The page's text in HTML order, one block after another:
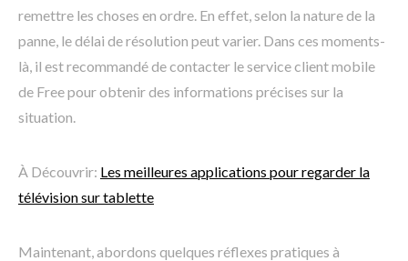
remettre les choses en ordre. En effet, selon la nature de la
panne, le délai de résolution peut varier. Dans ces moments-
là, il est recommandé de contacter le service client mobile
de Free pour obtenir des informations précises sur la
situation.
À Découvrir: Les meilleures applications pour regarder la
télévision sur tablette
Maintenant, abordons quelques réflexes pratiques à